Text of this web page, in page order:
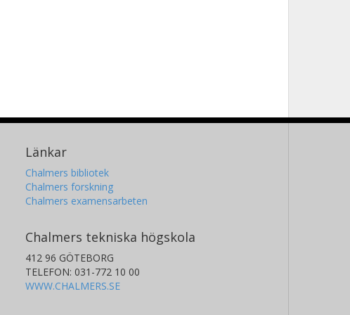
Länkar
Chalmers bibliotek
Chalmers forskning
Chalmers examensarbeten
Chalmers tekniska högskola
412 96 GÖTEBORG
TELEFON: 031-772 10 00
WWW.CHALMERS.SE